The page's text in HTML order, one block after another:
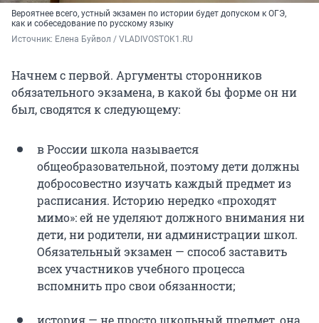
Вероятнее всего, устный экзамен по истории будет допуском к ОГЭ,
как и собеседование по русскому языку
Источник: Елена Буйвол / VLADIVOSTOK1.RU
Начнем с первой. Аргументы сторонников
обязательного экзамена, в какой бы форме он ни
был, сводятся к следующему:
в России школа называется
общеобразовательной, поэтому дети должны
добросовестно изучать каждый предмет из
расписания. Историю нередко «проходят
мимо»: ей не уделяют должного внимания ни
дети, ни родители, ни администрации школ.
Обязательный экзамен — способ заставить
всех участников учебного процесса
вспомнить про свои обязанности;